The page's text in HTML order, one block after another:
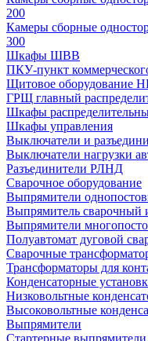
200
Камеры сборные
300
Шкафы ШВВ
ПКУ-пункт
Щитовое оборудование
ГРЩ главный
Шкафы
Шкафы управления
Выключатели и
Выключатели нагрузки
Разъединители РЛНД
Сварочное оборудование
Выпрямители
Выпрямитель сварочный
Выпрямители
Полуавтомат дуговой
Сварочные
Трансформаторы для
Конденсаторные
Низковольтные
Высоковольтные
Выпрямители
Стартерные